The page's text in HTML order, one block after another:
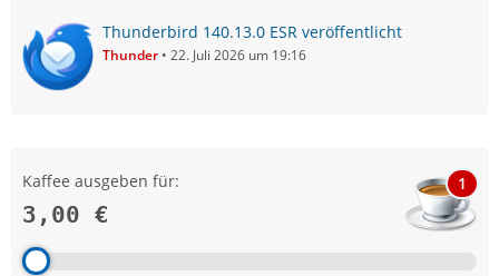
Thunderbird 140.13.0 ESR veröffentlicht
Thunder 22. Juli 2026 um 19:16
Kaffee ausgeben für:
3,00 €
1